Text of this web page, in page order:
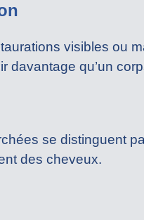
visibles ou
davantage qu’un
se distinguent
des cheveux.